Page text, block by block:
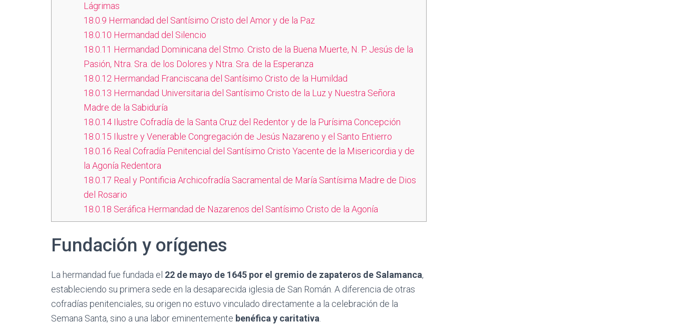
Lágrimas
18.0.9 Hermandad del Santísimo Cristo del Amor y de la Paz
18.0.10 Hermandad del Silencio
18.0.11 Hermandad Dominicana del Stmo. Cristo de la Buena Muerte, N. P. Jesús de la
Pasión, Ntra. Sra. de los Dolores y Ntra. Sra. de la Esperanza
18.0.12 Hermandad Franciscana del Santísimo Cristo de la Humildad
18.0.13 Hermandad Universitaria del Santísimo Cristo de la Luz y Nuestra Señora
Madre de la Sabiduría
18.0.14 Ilustre Cofradía de la Santa Cruz del Redentor y de la Purísima Concepción
18.0.15 Ilustre y Venerable Congregación de Jesús Nazareno y el Santo Entierro
18.0.16 Real Cofradía Penitencial del Santísimo Cristo Yacente de la Misericordia y de
la Agonía Redentora
18.0.17 Real y Pontificia Archicofradía Sacramental de María Santísima Madre de Dios
del Rosario
18.0.18 Seráfica Hermandad de Nazarenos del Santísimo Cristo de la Agonía
Fundación y orígenes
La hermandad fue fundada el 22 de mayo de 1645 por el gremio de zapateros de Salamanca,
estableciendo su primera sede en la desaparecida iglesia de San Román. A diferencia de otras
cofradías penitenciales, su origen no estuvo vinculado directamente a la celebración de la
Semana Santa, sino a una labor eminentemente benéfica y caritativa